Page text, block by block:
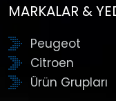
MARKALAR &
Peugeot
Citroen
Ürün Grupları